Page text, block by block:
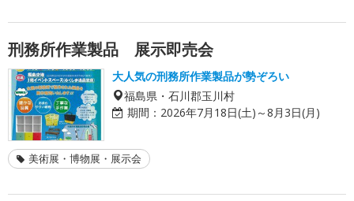
刑務所作業製品 展示即売会
大人気の刑務所作業製品が勢ぞろい
福島県・石川郡玉川村
期間： 2026年7月18日(土)～8月3日(月)
美術展・博物展・展示会